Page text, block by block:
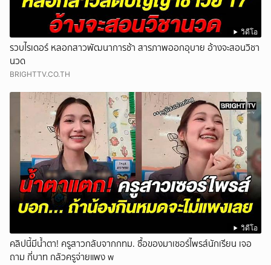
วิดีโอ
รวบไรเดอร์ หลอกสาวพัฒนาการช้า สารภาพออกอุบาย อ้างจะสอนวิชา
นวด
BRIGHTTV.CO.TH
วิดีโอ
คลิปนี้มีน้ำตา! ครูสาวกลับจากกทม. ซื้อของมาเซอร์ไพรส์นักเรียน เจอ
ถาม กี่บาท กลัวครูจ่ายแพง w